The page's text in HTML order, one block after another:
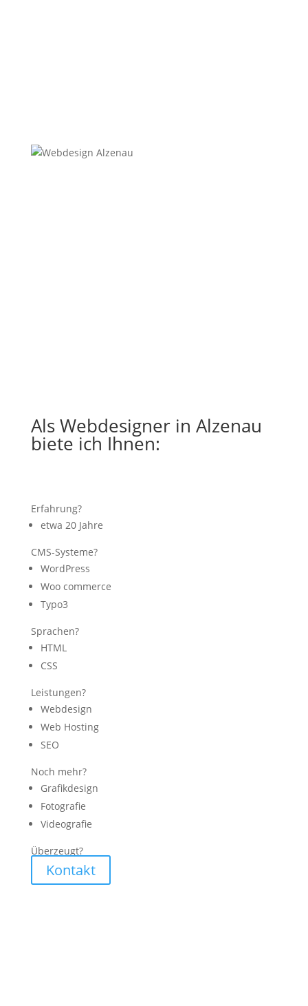
Als Webdesigner in Alzenau
biete ich Ihnen:
Erfahrung?
etwa 20 Jahre
CMS-Systeme?
WordPress
Woo commerce
Typo3
Sprachen?
HTML
CSS
Leistungen?
Webdesign
Web Hosting
SEO
Noch mehr?
Grafikdesign
Fotografie
Videografie
Überzeugt?
Kontakt